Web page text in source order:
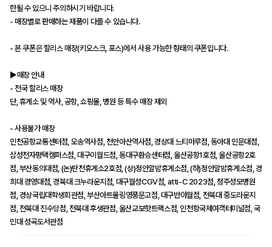
한될 수 있으니 주의하시기 바랍니다.
- 매장별로 판매하는 제품이 다를 수 있습니다.
- 본 쿠폰은 할리스 매장(키오스크, 포스)에서 사용 가능한 형태의 쿠폰입니다.
▶매장 안내
- 전국 할리스 매장
단, 휴게소 및 역사, 공항, 쇼핑몰, 병원 등 특수 매장 제외
- 사용불가 매장
인천공항교통센터점, 오송역사점, 천안아산역사점, 경상대 느티마루점, 동아대 인문대점,
삼성전자평택캠퍼스점, 대구이월드점, 동대구환승센터점, 울산공항1호점, 울산공항2호
점, 부산동의대점, (논)탄천휴게소2호점, (상)정안알밤휴게소점, (하)정안알밤휴게소점, 경
희대 경영대점, 경북대 크누라운지점, 대구월성CGV점, atti-C 2023점, 청주성모병원
점, 경상국립대학생회관점, 부산아트몰링영풍문고점, 대구반야월점, 전북대 중도라운지
점, 전북대 진수당점, 전북대 후생관점, 울산교보핫트랙스점, 인천항국제여객터미널점, 국
민대 성곡도서관점